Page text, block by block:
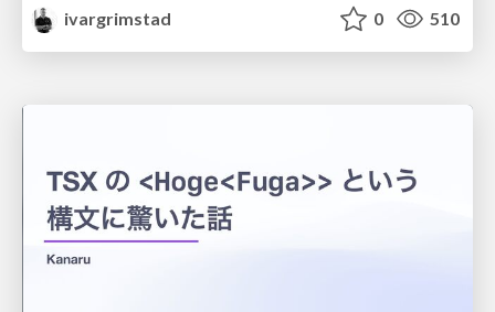
ivargrimstad
0 510